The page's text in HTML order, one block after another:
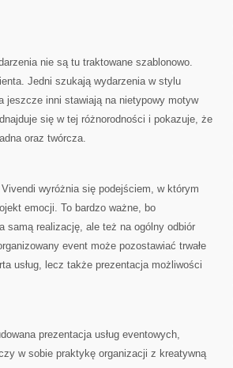
nie są tu traktowane szablonowo.
Jedni szukają wydarzenia w stylu
jeszcze inni stawiają na nietypowy motyw
się w tej różnorodności i pokazuje, że
oraz twórcza.
wyróżnia się podejściem, w którym
emocji. To bardzo ważne, bo
samą realizację, ale też na ogólny odbiór
event może pozostawiać trwałe
usług, lecz także prezentacja możliwości
prezentacja usług eventowych,
w sobie praktykę organizacji z kreatywną